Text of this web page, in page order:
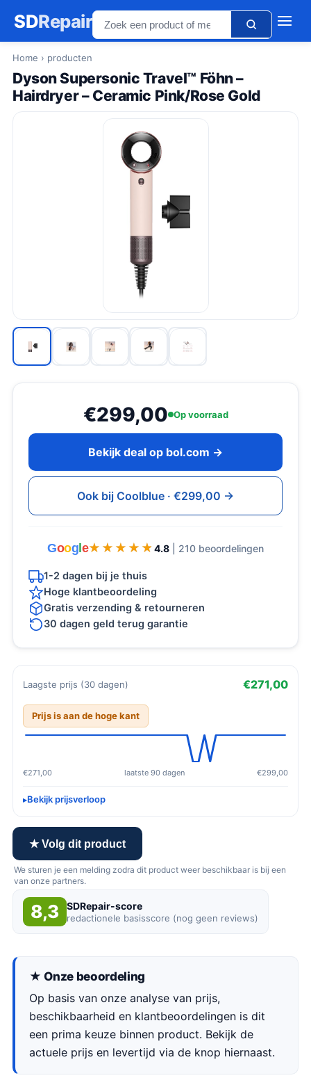
SDRepair
Home › producten
Dyson Supersonic Travel™ Föhn –
Hairdryer – Ceramic Pink/Rose Gold
€299,00 Op voorraad
Bekijk deal op bol.com →
Ook bij Coolblue · €299,00 →
Goog e★★★★★
★★★★★ 4.8 | 210 beoordelingen
1-2 dagen bij je thuis
Hoge klantbeoordeling
Gratis verzending & retourneren
30 dagen geld terug garantie
Laagste prijs (30 dagen) €271,00
Prijs is aan de hoge kant
€271,00 laatste 90 dagen €299,00
Bekijk prijsverloop
★ Volg dit product
We sturen je een melding zodra dit product weer beschikbaar is bij een
van onze partners.
8,3 SDRepair-score
redactionele basisscore (nog geen reviews)
★ Onze beoordeling
Op basis van onze analyse van prijs,
beschikbaarheid en klantbeoordelingen is dit
een prima keuze binnen product. Bekijk de
actuele prijs en levertijd via de knop hiernaast.